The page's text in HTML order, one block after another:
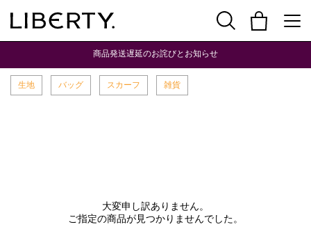
商品発送遅延のお詫びとお知らせ
生地 バッグ スカーフ 雑貨
大変申し訳ありません。
ご指定の商品が見つかりませんでした。